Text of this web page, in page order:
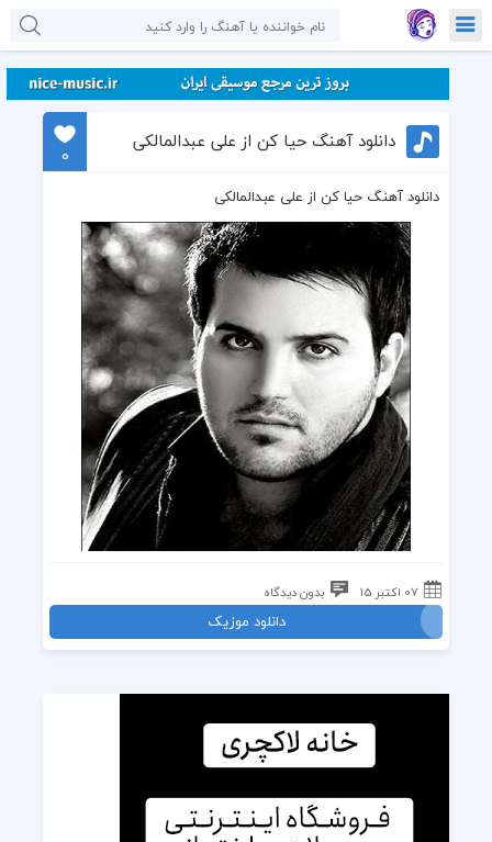
دانلود آهنگ حیا کن از علی عبدالمالکی
0
دانلود آهنگ حیا کن از علی عبدالمالکی
07 اکتبر 15 بدون دیدگاه
دانلود موزیک